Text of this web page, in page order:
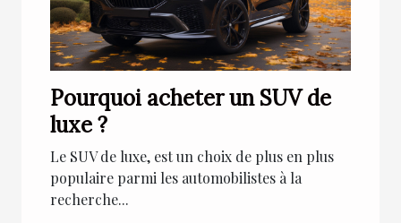
Pourquoi acheter un SUV de
luxe ?
Le SUV de luxe, est un choix de plus en plus
populaire parmi les automobilistes à la
recherche...